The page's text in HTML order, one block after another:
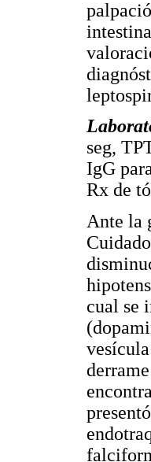
seg,
IgG
Rx de
Ante la
cual se